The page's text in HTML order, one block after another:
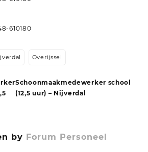
610180
Overijssel
Schoonmaakmedewerker school
(12,5 uur) – Nijverdal
by Forum Personeel